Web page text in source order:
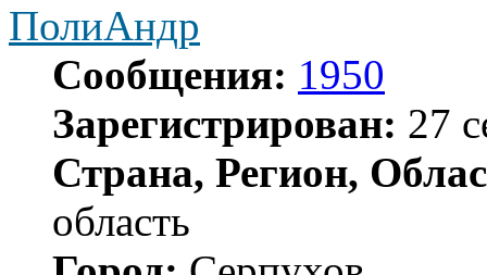
ПолиАндр
Сообщения: 1950
Зарегистрирован: 27
Страна, Регион,
область